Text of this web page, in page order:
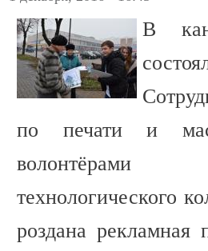
В
по печати и
волонтёрами
технологического
роздана рекламная